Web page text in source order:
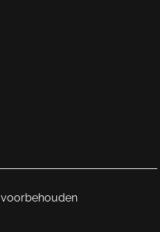
van
van
voorbehouden